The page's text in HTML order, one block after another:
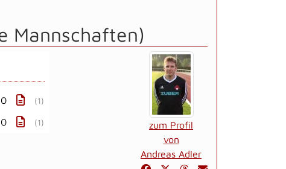
Mannschaften)
zum Profil
von
Andreas Adler
(1)
(1)